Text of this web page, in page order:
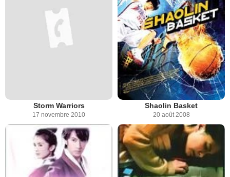
Storm Warriors
17 novembre 2010
Shaolin Basket
20 août 2008